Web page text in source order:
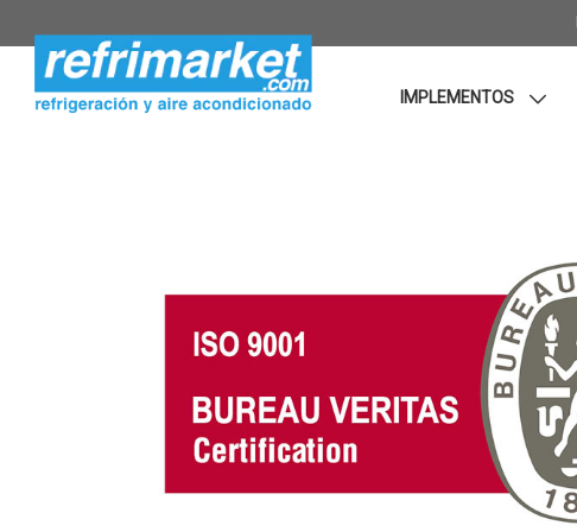
IMPLEMENTOS